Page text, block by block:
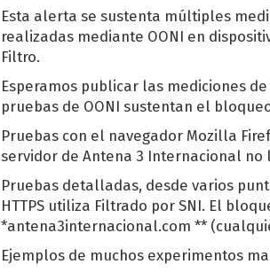
Esta alerta se sustenta múltiples
realizadas mediante OONI en
Filtro.
Esperamos publicar las mediciones
pruebas de OONI sustentan el
Pruebas con el navegador Mozilla
servidor de Antena 3 Internacional
Pruebas detalladas, desde varios
HTTPS utiliza Filtrado por SNI. El
*antena3internacional.com **
Ejemplos de muchos experimentos